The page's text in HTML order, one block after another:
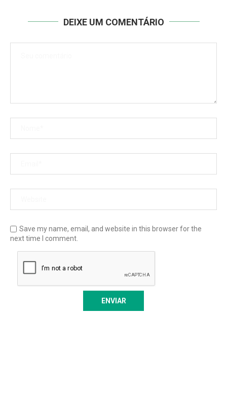
DEIXE UM COMENTÁRIO
Save my name, email, and website in this browser for the
next time I comment.